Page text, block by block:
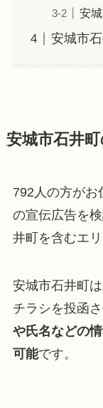
安
安城市
安城市石井
792人の方がお
の宣伝広告を
井町を含むエ
安城市石井町
チラシを投函
や氏名などの
可能です。